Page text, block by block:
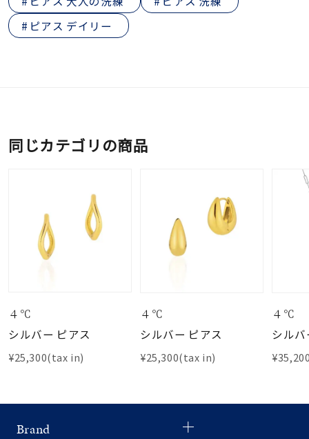
ピアス デイリー
同じカテゴリの商品
４℃
シルバー ピアス
¥25,300(tax in)
４℃
シルバー ピアス
¥25,300(tax in)
４℃
シル
Brand